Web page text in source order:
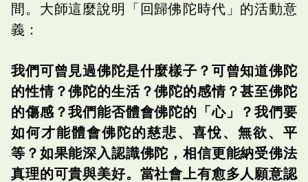
間。大師這麼說明「回歸佛陀時代」的活動意
義：
我們可曾見過佛陀是什麼樣子？可曾知道佛陀
的性情？佛陀的生活？佛陀的感情？甚至佛陀
的傷感？我們能否體會佛陀的「心」？我們要
如何才能體會佛陀的慈悲、喜悅、無欲、平
等？如果能深入認識佛陀，相信更能納受佛法
真理的可貴與美好。當社會上有愈多人願意認